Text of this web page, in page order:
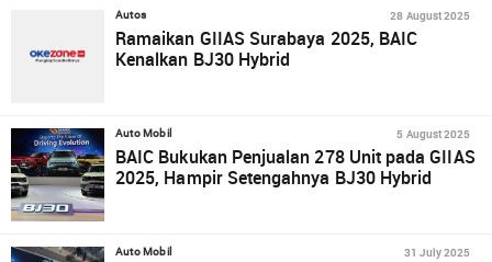
Autos 28 August 2025
Ramaikan GIIAS Surabaya 2025, BAIC
Kenalkan BJ30 Hybrid
Auto Mobil 5 August 2025
BAIC Bukukan Penjualan 278 Unit pada GIIAS
2025, Hampir Setengahnya BJ30 Hybrid
Auto Mobil 31 July 2025